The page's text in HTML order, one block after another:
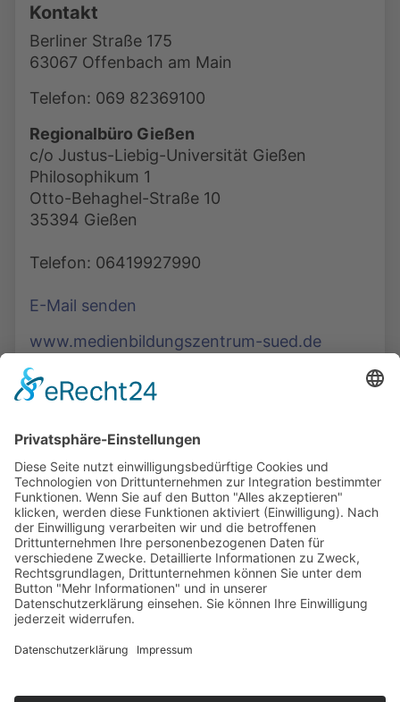
Kontakt
Berliner Straße 175
63067 Offenbach am Main
Telefon: 069 82369100
Regionalbüro Gießen
c/o Justus-Liebig-Universität Gießen
Philosophikum 1
Otto-Behaghel-Straße 10
35394 Gießen
Telefon: 06419927990
E-Mail senden
www.medienbildungszentrum-sued.de
Podcasts, Themen und Informationen.
Entdecken Sie unser Forum für Medien, Bildung
und Demokratie - jederzeit und überall
verfügbar.
Mehr erfahren
COOKIE-EINSTELLUNGEN